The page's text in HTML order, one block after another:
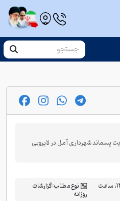
پسماند شهرداری آمل در لایروبی
‫۱۰ ماه قبل، یک شنبه ۳۰ شهریور ۱۴۰۴، ساعت نوع مطلب:گزارشات
روزانه